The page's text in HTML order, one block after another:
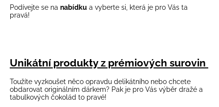
Podívejte se na nabídku a vyberte si, která je pro Vás ta
pravá!
Unikátní produkty z prémiových surovin
Toužíte vyzkoušet něco opravdu delikátního nebo chcete
obdarovat originálním dárkem? Pak je pro Vás výběr dražé a
tabulkových čokolád to pravé!